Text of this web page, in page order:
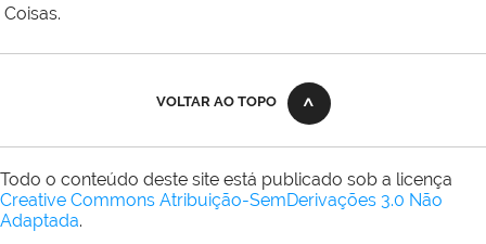
Coisas.
VOLTAR AO TOPO
Todo o conteúdo deste site está publicado sob a licença
Creative Commons Atribuição-SemDerivações 3.0 Não
Adaptada.